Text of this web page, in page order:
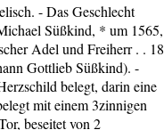
- Das Geschlecht
Süßkind, * um 1565,
Adel und Freiherr . .
Gottlieb Süßkind). -
belegt, darin eine
mit einem 3zinnigen
beseitet von 2